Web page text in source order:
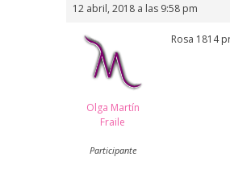
12 abril, 2018 a las 9:58 pm
Olga Martín
Fraile
Participante
Rosa 1814